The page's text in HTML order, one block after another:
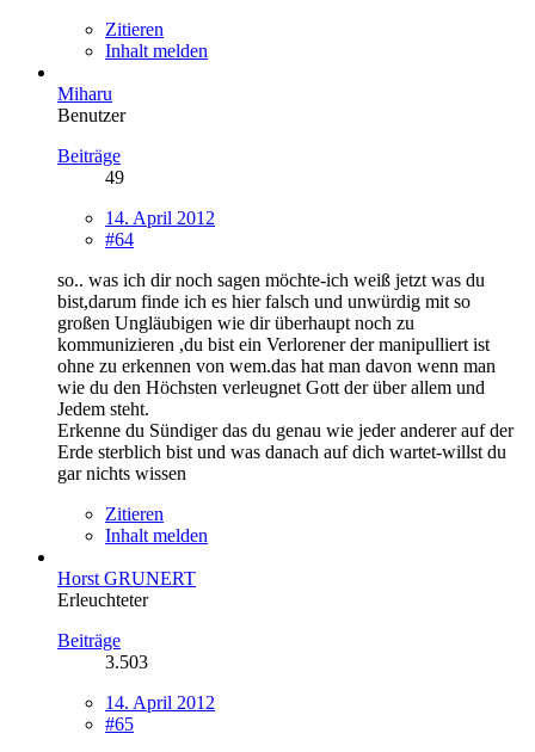
Zitieren
Inhalt melden
Miharu
Benutzer
Beiträge
49
14. April 2012
#64
so.. was ich dir noch sagen möchte-ich weiß jetzt was du
bist,darum finde ich es hier falsch und unwürdig mit so
großen Ungläubigen wie dir überhaupt noch zu
kommunizieren ,du bist ein Verlorener der manipulliert ist
ohne zu erkennen von wem.das hat man davon wenn man
wie du den Höchsten verleugnet Gott der über allem und
Jedem steht.
Erkenne du Sündiger das du genau wie jeder anderer auf der
Erde sterblich bist und was danach auf dich wartet-willst du
gar nichts wissen
Zitieren
Inhalt melden
Horst GRUNERT
Erleuchteter
Beiträge
3.503
14. April 2012
#65